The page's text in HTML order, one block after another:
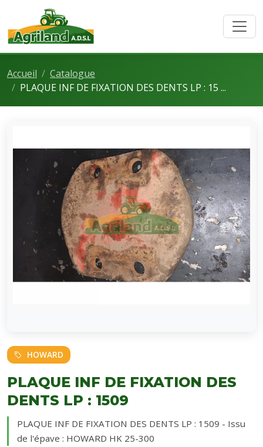
Accueil
Catalogue
PLAQUE INF DE FIXATION DES DENTS LP : 15 ...
HOWARD
PLAQUE INF DE FIXATION DES
DENTS LP : 1509
PLAQUE INF DE FIXATION DES DENTS LP : 1509 - Issu
de l'épave : HOWARD HK 25-300